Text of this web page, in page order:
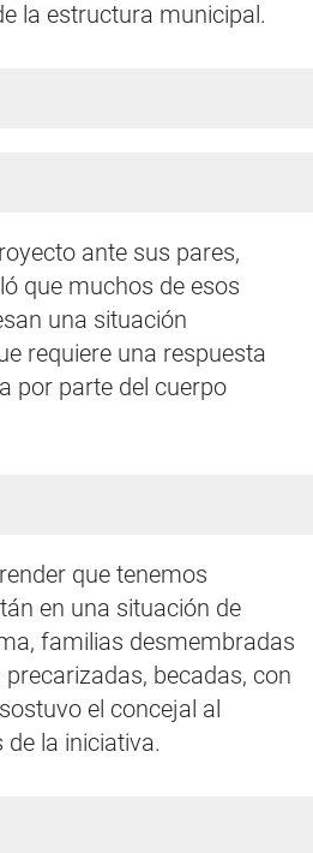
la estructura municipal.
ante sus pares,
que muchos de esos
una situación
requiere una respuesta
por parte del cuerpo
que tenemos
en una situación de
familias desmembradas
becadas, con
el concejal al
la iniciativa.